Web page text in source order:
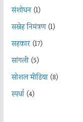
संशोधन(1)
सस्नेह निमंत्रण(1)
सहकार(17)
सांगली(5)
सोशल मीडिया(8)
स्पर्धा(4)